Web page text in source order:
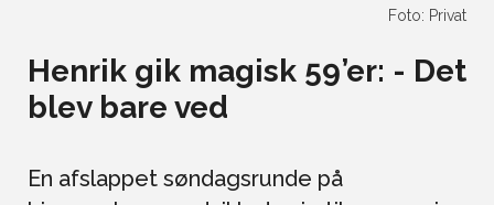
Foto: Privat
Henrik gik magisk 59’er: - Det
blev bare ved
En afslappet søndagsrunde på